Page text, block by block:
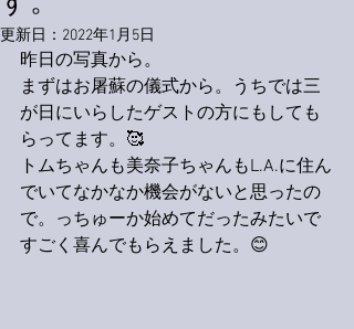
更新日： 2022年1月5日
昨日の写真から。
まずはお屠蘇の儀式から。うちでは三
が日にいらしたゲストの方にもしても
らってます。🥰
トムちゃんも美奈子ちゃんもL.A.に住ん
でいてなかなか機会がないと思ったの
で。っちゅーか始めてだったみたいで
すごく喜んでもらえました。😊